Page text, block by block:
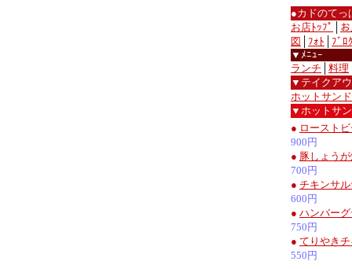
●カドのて
お店ﾄｯﾌﾟ
図
ﾌｫﾄ
ﾌﾞﾛ
▼ﾒﾆｭｰ
ランチ
料理
▼テイクア
ホットサンド
▼ホットサ
● ロースト
900円
● 豚しょう
700円
● チキンサ
600円
● ハンバー
750円
● てりやき
550円